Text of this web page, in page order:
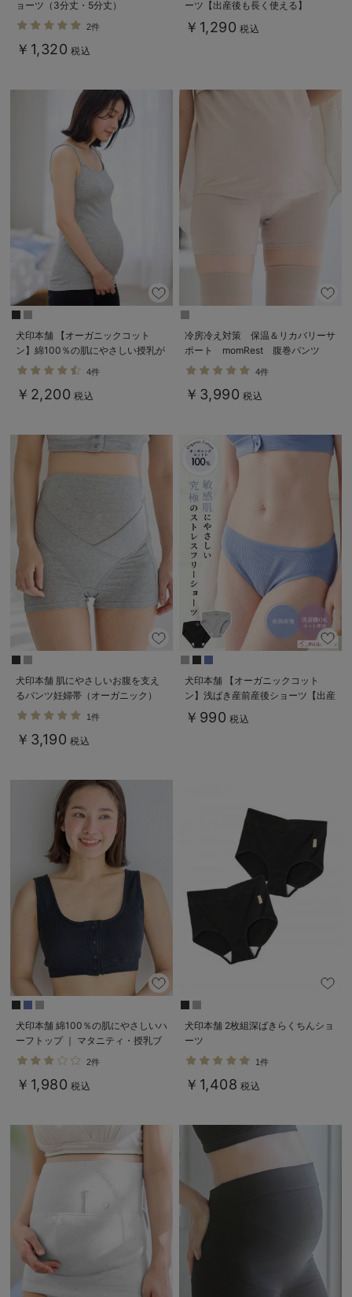
ョーツ（3分丈・5分丈）
2件
￥1,320 税込
ーツ【出産後も長く使える】
￥1,290 税込
犬印本舗 【オーガニックコット
ン】綿100％の肌にやさしい授乳が
できるキャミソール【出産後も長く
4件
￥2,200 税込
冷房冷え対策 保温＆リカバリーサ
ポート momRest 腹巻パンツ
efe×ANGELIEBEコラボ 光電子
4件
￥3,990 税込
犬印本舗 肌にやさしいお腹を支え
るパンツ妊婦帯（オーガニック）
1件
￥3,190 税込
犬印本舗 【オーガニックコット
ン】浅ばき産前産後ショーツ【出産
後も長く使える】
￥990 税込
犬印本舗 綿100％の肌にやさしいハ
ーフトップ ｜ マタニティ・授乳ブ
ラ
2件
￥1,980 税込
犬印本舗 2枚組深ばきらくちんショ
ーツ
1件
￥1,408 税込